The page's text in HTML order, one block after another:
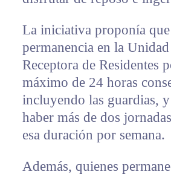
La iniciativa proponía
permanencia en la
Receptora de Residentes
máximo de 24 horas
incluyendo las guardias,
haber más de dos
esa duración por semana.
Además, quienes